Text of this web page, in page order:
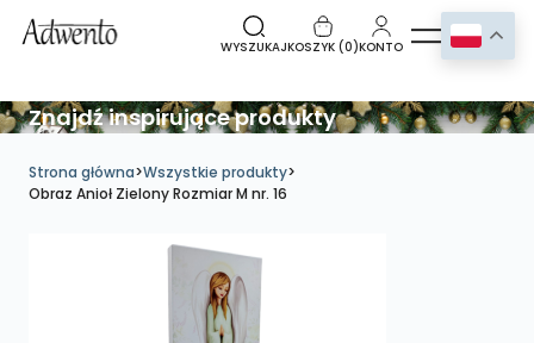
WYSZUKAJKOSZYK (0)KONTO
Znajdź inspirujące produkty
Strona główna>Wszystkie produkty>
Obraz Anioł Zielony Rozmiar M nr. 16